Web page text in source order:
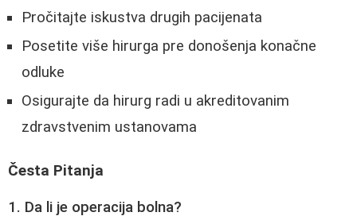
Pročitajte iskustva drugih pacijenata
Posetite više hirurga pre donošenja konačne
odluke
Osigurajte da hirurg radi u akreditovanim
zdravstvenim ustanovama
Česta Pitanja
1. Da li je operacija bolna?